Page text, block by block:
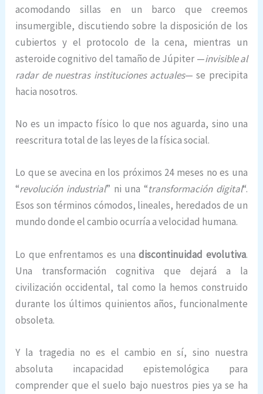
acomodando sillas en un barco que creemos
insumergible, discutiendo sobre la disposición de los
cubiertos y el protocolo de la cena, mientras un
asteroide cognitivo del tamaño de Júpiter —invisible al
radar de nuestras instituciones actuales— se precipita
hacia nosotros.
No es un impacto físico lo que nos aguarda, sino una
reescritura total de las leyes de la física social.
Lo que se avecina en los próximos 24 meses no es una
“revolución industrial” ni una “transformación digital“.
Esos son términos cómodos, lineales, heredados de un
mundo donde el cambio ocurría a velocidad humana.
Lo que enfrentamos es unadiscontinuidad evolutiva.
Una transformación cognitiva que dejará a la
civilización occidental, tal como la hemos construido
durante los últimos quinientos años, funcionalmente
obsoleta.
Y la tragedia no es el cambio en sí, sino nuestra
absoluta incapacidad epistemológica para
comprender que el suelo bajo nuestros pies ya se ha